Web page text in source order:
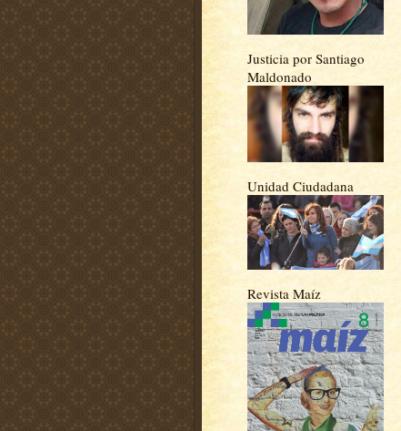
Justicia por Santiago
Maldonado
Unidad Ciudadana
Revista Maíz